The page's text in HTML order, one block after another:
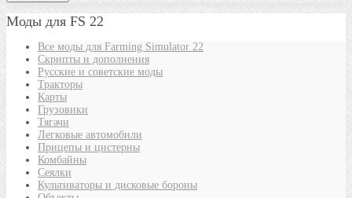
Моды для FS 22
Все моды для Farming Simulator 22
Скрипты и дополнения
Русские и советские моды
Тракторы
Карты
Грузовики
Тягачи
Легковые автомобили
Прицепы и цистерны
Комбайны
Сеялки
Культиваторы и дисковые бороны